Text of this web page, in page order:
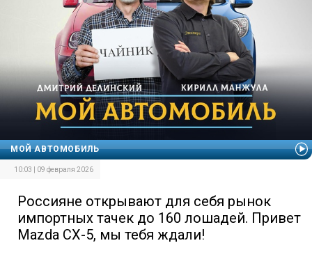
МОЙ АВТОМОБИЛЬ
10:03 | 09 февраля 2026
Россияне открывают для себя рынок
импортных тачек до 160 лошадей. Привет
Mazda CX-5, мы тебя ждали!